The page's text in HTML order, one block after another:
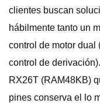
clientes buscan
hábilmente tanto un
control de motor dual
control de
RX26T (RAM48KB)
pines conserva el lo